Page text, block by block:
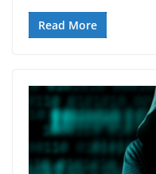
Read More